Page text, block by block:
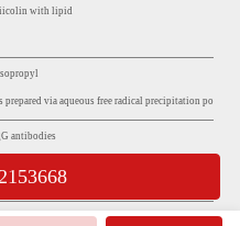
with lipid
prepared via aqueous free radical precipitation
antibodies
and Loosening